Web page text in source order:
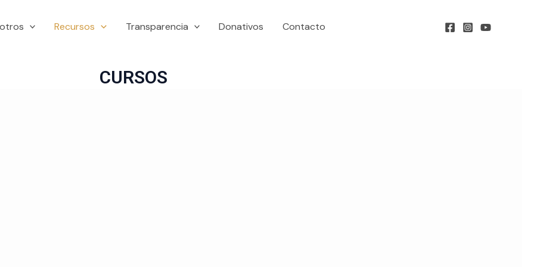
Recursos Transparencia Donativos Contacto
CURSOS